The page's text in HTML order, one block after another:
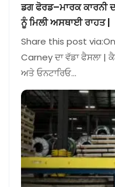
ਡਗ ਫੋਰਡ–ਮਾਰਕ ਕਾਰਨੀ
ਨੂੰ ਮਿਲੀ ਅਸਥਾਈ ਰਾਹਤ |
Share this post
Carney ਦਾ ਵੱਡਾ ਫੈਸਲਾ |
ਅਤੇ ਓਨਟਾਰਿਓ…